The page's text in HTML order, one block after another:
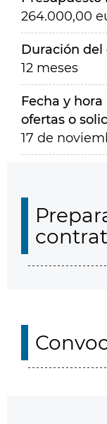
264.000,00
Duración
12 meses
Fecha y
ofertas o
17 de